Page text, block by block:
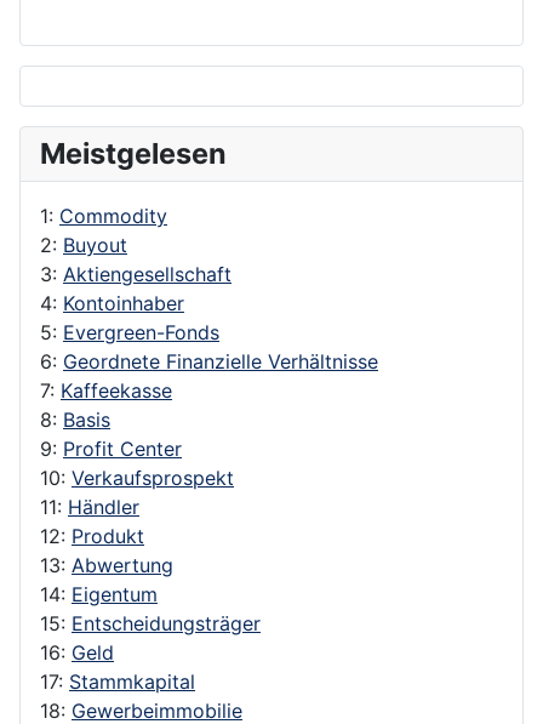
Meistgelesen
1: Commodity
2: Buyout
3: Aktiengesellschaft
4: Kontoinhaber
5: Evergreen-Fonds
6: Geordnete Finanzielle Verhältnisse
7: Kaffeekasse
8: Basis
9: Profit Center
10: Verkaufsprospekt
11: Händler
12: Produkt
13: Abwertung
14: Eigentum
15: Entscheidungsträger
16: Geld
17: Stammkapital
18: Gewerbeimmobilie